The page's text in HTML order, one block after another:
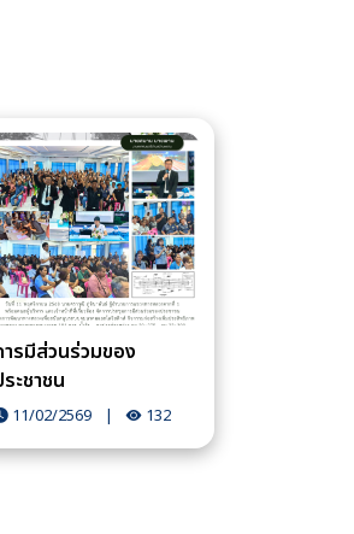
รมีส่วนร่วมของ
ะชาชน
11/02/2569 | 132